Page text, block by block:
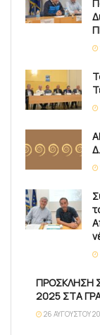
ΠΡΟΣΚΛΗΣΗ
2025 ΣΤΑ
26 ΑΥΓΟΎΣΤΟΥ